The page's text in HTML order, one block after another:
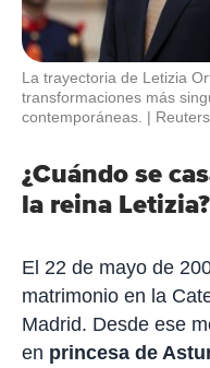
La trayectoria de Letizia
transformaciones más
contemporáneas.
Reuters
¿Cuándo se
la reina Letizia?
El 22 de mayo de
matrimonio en la
Madrid. Desde ese
en princesa de